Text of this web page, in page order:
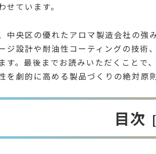
せています。
中央区の優れたアロマ製造会社の
ジ設計や耐油性コーティングの技
す。最後までお読みいただくこと
を劇的に高める製品づくりの絶対原
目次